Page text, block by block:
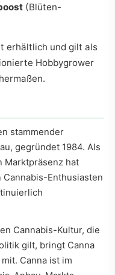
(Blüten-
erhältlich und gilt als
Hobbygrower
stammender
gegründet 1984. Als
Marktpräsenz hat
Enthusiasten
Cannabis-Kultur, die
gilt, bringt Canna
Canna ist im